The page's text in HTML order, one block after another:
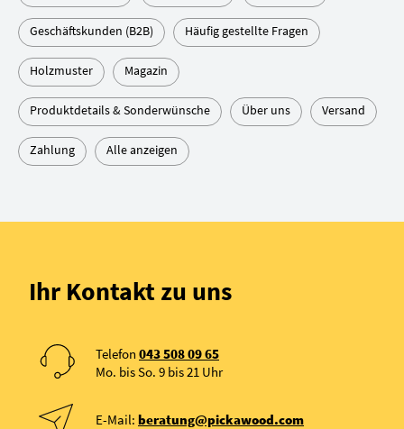
Geschäftskunden (B2B) Häufig gestellte Fragen
Holzmuster Magazin
Produktdetails & Sonderwünsche Über uns Versand
Zahlung Alle anzeigen
Ihr Kontakt zu uns
Telefon 043 508 09 65
Mo. bis So. 9 bis 21 Uhr
E-Mail: beratung@pickawood.com